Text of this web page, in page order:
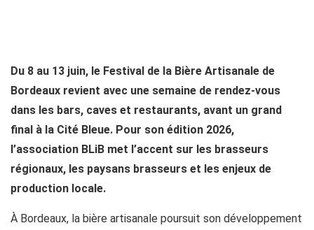
Du 8 au 13 juin, le Festival de la Bière Artisanale de
Bordeaux revient avec une semaine de rendez-vous
dans les bars, caves et restaurants, avant un grand
final à la Cité Bleue. Pour son édition 2026,
l’association BLiB met l’accent sur les brasseurs
régionaux, les paysans brasseurs et les enjeux de
production locale.
À Bordeaux, la bière artisanale poursuit son développement